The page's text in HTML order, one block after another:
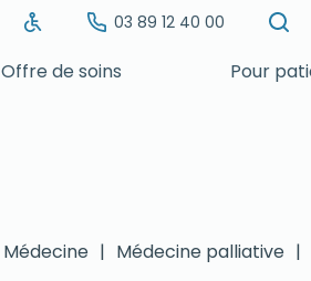
03 89 12 40 00
Offre de soins
Pour
Médecine | Médecine palliative |